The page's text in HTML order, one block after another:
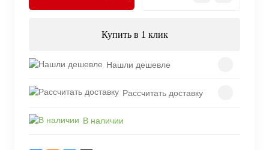
Купить в 1 клик
Нашли дешевле
Рассчитать доставку
В наличии